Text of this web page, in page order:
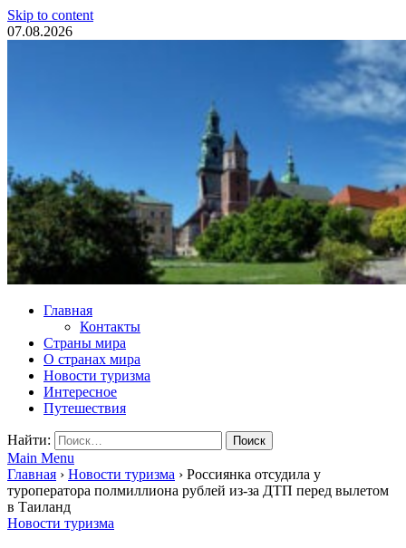
Skip to content
07.08.2026
Туристические новости
Главная
Контакты
Страны мира
О странах мира
Новости туризма
Интересное
Путешествия
Найти:
Main Menu
Главная › Новости туризма › Россиянка отсудила у
туроператора полмиллиона рублей из-за ДТП перед вылетом
в Таиланд
Новости туризма